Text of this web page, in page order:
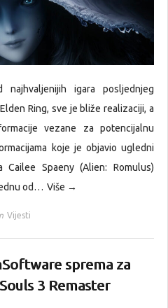
najhvaljenijih igara posljednjeg
Ring, sve je bliže realizaciji, a
vezane za potencijalnu
koje je objavio ugledni
Spaeny (Alien: Romulus)
od… Više →
Vijesti
sprema za
3 Remaster